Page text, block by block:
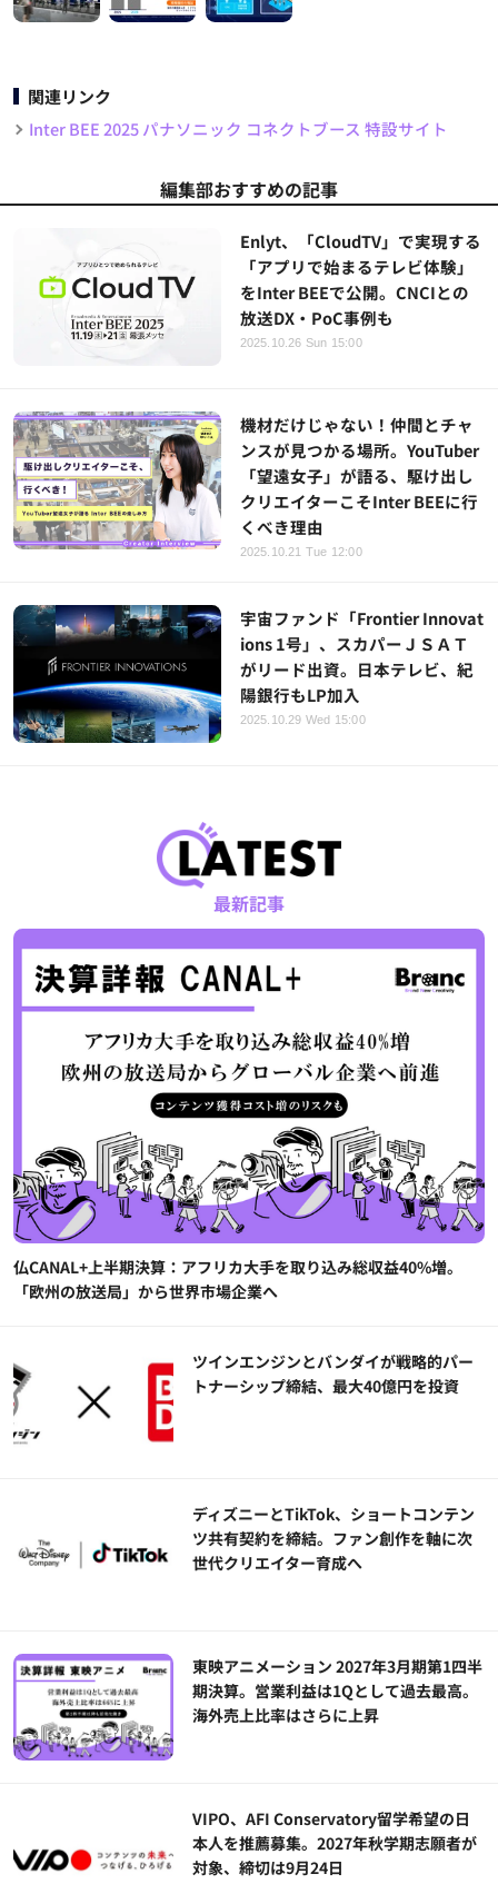
関連リンク
Inter BEE 2025 パナソニック コネクトブース 特設サイト
編集部おすすめの記事
Enlyt、「CloudTV」で実現する
「アプリで始まるテレビ体験」
をInter BEEで公開。CNCIとの
放送DX・PoC事例も
2025.10.26 Sun 15:00
機材だけじゃない！仲間とチャ
ンスが見つかる場所。YouTuber
「望遠女子」が語る、駆け出し
クリエイターこそInter BEEに行
くべき理由
2025.10.21 Tue 12:00
宇宙ファンド「Frontier Innovat
ions 1号」、スカパーＪＳＡＴ
がリード出資。日本テレビ、紀
陽銀行もLP加入
2025.10.29 Wed 15:00
最新記事
仏CANAL+上半期決算：アフリカ大手を取り込み総収益40%増。
「欧州の放送局」から世界市場企業へ
ツインエンジンとバンダイが戦略的パー
トナーシップ締結、最大40億円を投資
ディズニーとTikTok、ショートコンテン
ツ共有契約を締結。ファン創作を軸に次
世代クリエイター育成へ
東映アニメーション 2027年3月期第1四半
期決算。営業利益は1Qとして過去最高。
海外売上比率はさらに上昇
VIPO、AFI Conservatory留学希望の日
本人を推薦募集。2027年秋学期志願者が
対象、締切は9月24日